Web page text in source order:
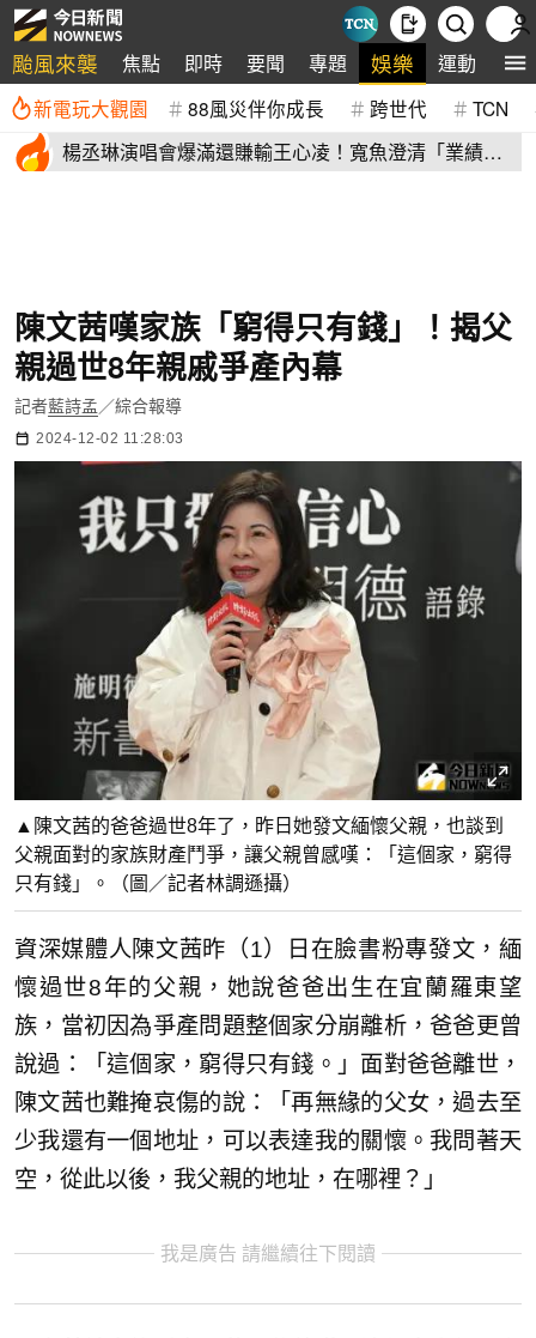
颱風來襲 焦點 即時 要聞 專題 娛樂 運動 全
新電玩大觀園 88風災伴你成長 跨世代 TCN
楊丞琳演唱會爆滿還賺輸王心凌！寬魚澄清「業績沒
陳文茜嘆家族「窮得只有錢」！揭父
親過世8年親戚爭產內幕
記者藍詩孟 ／綜合報導
2024-12-02 11:28:03
▲陳文茜的爸爸過世8年了，昨日她發文緬懷父親，也談到
父親面對的家族財產鬥爭，讓父親曾感嘆：「這個家，窮得
只有錢」。（圖／記者林調遜攝）
資深媒體人陳文茜昨（1）日在臉書粉專發文，緬
懷過世8年的父親，她說爸爸出生在宜蘭羅東望
族，當初因為爭產問題整個家分崩離析，爸爸更曾
說過：「這個家，窮得只有錢。」面對爸爸離世，
陳文茜也難掩哀傷的說：「再無緣的父女，過去至
少我還有一個地址，可以表達我的關懷。我問著天
空，從此以後，我父親的地址，在哪裡？」
我是廣告 請繼續往下閱讀